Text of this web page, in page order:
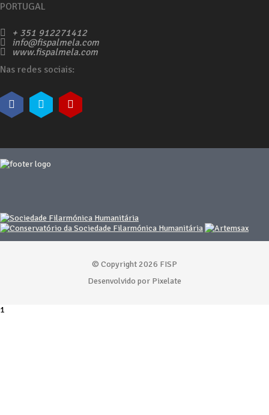
PORTUGAL
+ 351 912271412
info@fispalmela.com
www.fispalmela.com
Nas redes sociais:
© Copyright 2026 FISP
Desenvolvido por Pixelate
1